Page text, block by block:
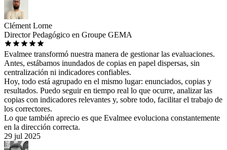
Clément Lorne
Director Pedagógico en Groupe GEMA
Evalmee transformó nuestra manera de gestionar las evaluaciones.
Antes, estábamos inundados de copias en papel dispersas, sin
centralización ni indicadores confiables.
Hoy, todo está agrupado en el mismo lugar: enunciados, copias y
resultados. Puedo seguir en tiempo real lo que ocurre, analizar las
copias con indicadores relevantes y, sobre todo, facilitar el trabajo de
los correctores.
Lo que también aprecio es que Evalmee evoluciona constantemente
en la dirección correcta.
29 jul 2025